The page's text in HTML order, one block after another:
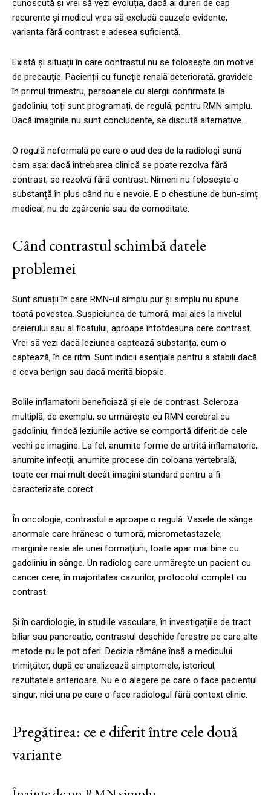
cunoscută și vrei să vezi evoluția, dacă ai dureri de cap
recurente și medicul vrea să excludă cauzele evidente,
varianta fără contrast e adesea suficientă.
Există și situații în care contrastul nu se folosește din motive
de precauție. Pacienții cu funcție renală deteriorată, gravidele
în primul trimestru, persoanele cu alergii confirmate la
gadoliniu, toți sunt programați, de regulă, pentru RMN simplu.
Dacă imaginile nu sunt concludente, se discută alternative.
O regulă neformală pe care o aud des de la radiologi sună
cam așa: dacă întrebarea clinică se poate rezolva fără
contrast, se rezolvă fără contrast. Nimeni nu folosește o
substanță în plus când nu e nevoie. E o chestiune de bun-simț
medical, nu de zgârcenie sau de comoditate.
Când contrastul schimbă datele
problemei
Sunt situații în care RMN-ul simplu pur și simplu nu spune
toată povestea. Suspiciunea de tumoră, mai ales la nivelul
creierului sau al ficatului, aproape întotdeauna cere contrast.
Vrei să vezi dacă leziunea captează substanța, cum o
captează, în ce ritm. Sunt indicii esențiale pentru a stabili dacă
e ceva benign sau dacă merită biopsie.
Bolile inflamatorii beneficiază și ele de contrast. Scleroza
multiplă, de exemplu, se urmărește cu RMN cerebral cu
gadoliniu, fiindcă leziunile active se comportă diferit de cele
vechi pe imagine. La fel, anumite forme de artrită inflamatorie,
anumite infecții, anumite procese din coloana vertebrală,
toate cer mai mult decât imagini standard pentru a fi
caracterizate corect.
În oncologie, contrastul e aproape o regulă. Vasele de sânge
anormale care hrănesc o tumoră, micrometastazele,
marginile reale ale unei formațiuni, toate apar mai bine cu
gadoliniu în sânge. Un radiolog care urmărește un pacient cu
cancer cere, în majoritatea cazurilor, protocolul complet cu
contrast.
Și în cardiologie, în studiile vasculare, în investigațiile de tract
biliar sau pancreatic, contrastul deschide ferestre pe care alte
metode nu le pot oferi. Decizia rămâne însă a medicului
trimițător, după ce analizează simptomele, istoricul,
rezultatele anterioare. Nu e o alegere pe care o face pacientul
singur, nici una pe care o face radiologul fără context clinic.
Pregătirea: ce e diferit între cele două
variante